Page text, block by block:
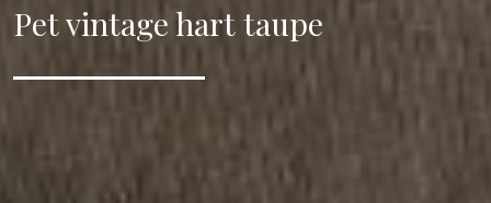
Pet vintage hart taupe